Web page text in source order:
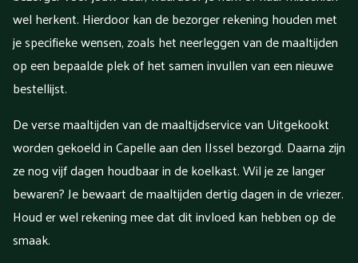
wel herkent. Hierdoor kan de bezorger rekening houden met
je specifieke wensen, zoals het neerleggen van de maaltijden
op een bepaalde plek of het samen invullen van een nieuwe
bestellijst.
De verse maaltijden van de maaltijdservice van Uitgekookt
worden gekoeld in Capelle aan den IJssel bezorgd. Daarna zijn
ze nog vijf dagen houdbaar in de koelkast. Wil je ze langer
bewaren? Je bewaart de maaltijden dertig dagen in de vriezer.
Houd er wel rekening mee dat dit invloed kan hebben op de
smaak.